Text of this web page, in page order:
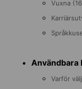
Vuxna
Användbara
Varför